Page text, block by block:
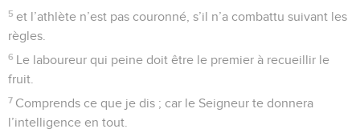
5 et l’athlète n’est pas couronné, s’il n’a combattu suivant les
règles.
6 Le laboureur qui peine doit être le premier à recueillir le
fruit.
7 Comprends ce que je dis ; car le Seigneur te donnera
l’intelligence en tout.